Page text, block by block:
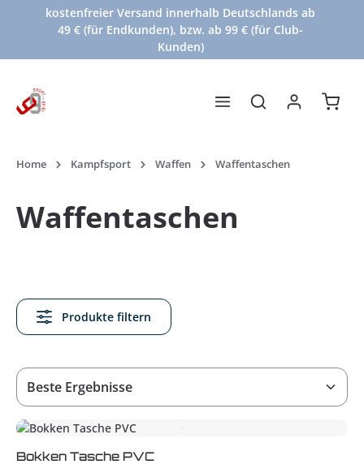
Zum Hauptinhalt springen
kostenfreier Versand innerhalb Deutschlands ab
49 € (für Endkunden), bzw. ab 99 € (für Club-
Kunden)
Home Kampfsport Waffen Waffentaschen
Waffentaschen
Produkte filtern
Bokken Tasche PVC